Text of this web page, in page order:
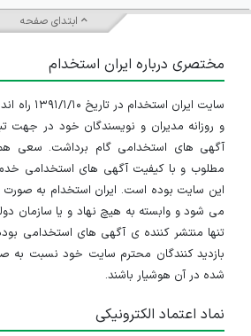
ابتدای صفحه
مختصری درباره ایران استخدام
سایت ایران
و روزانه مدیران و نویسندگان خود در جهت
آگهی های استخدامی گام برداشت. سعی
مطلوب و با کیفیت آگهی های استخدامی
این سایت بوده است. ایران استخدام به
می شود و وابسته به هیچ نهاد و یا سازمان
تنها منتشر کننده ی آگهی های استخدامی
بازدید کنندگان محترم سایت خود نسبت به
شده در آن هوشیار باشند.
نماد اعتماد الکترونیکی